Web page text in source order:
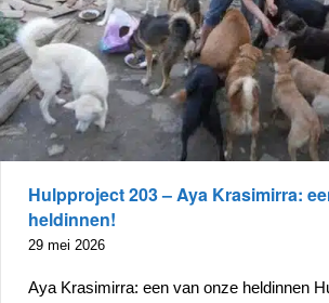
Hulpproject 203 – Aya Krasimirra:
heldinnen!
29 mei 2026
Aya Krasimirra: een van onze heldinnen